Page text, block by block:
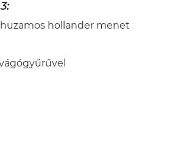
hollander menet